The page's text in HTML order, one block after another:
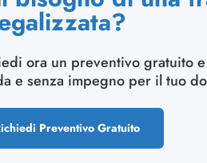
ora un preventivo gratuito
e senza impegno per il tuo
Preventivo Gratuito